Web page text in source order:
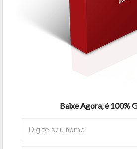
Baixe Agora, é 100%